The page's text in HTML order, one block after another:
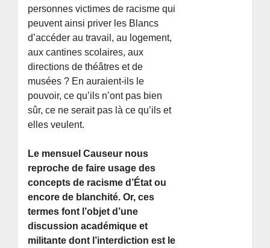
personnes victimes de racisme qui
peuvent ainsi priver les Blancs
d’accéder au travail, au logement,
aux cantines scolaires, aux
directions de théâtres et de
musées ? En auraient-ils le
pouvoir, ce qu’ils n’ont pas bien
sûr, ce ne serait pas là ce qu’ils et
elles veulent.
Le mensuel Causeur nous
reproche de faire usage des
concepts de racisme d’État ou
encore de blanchité. Or, ces
termes font l’objet d’une
discussion académique et
militante dont l’interdiction est le